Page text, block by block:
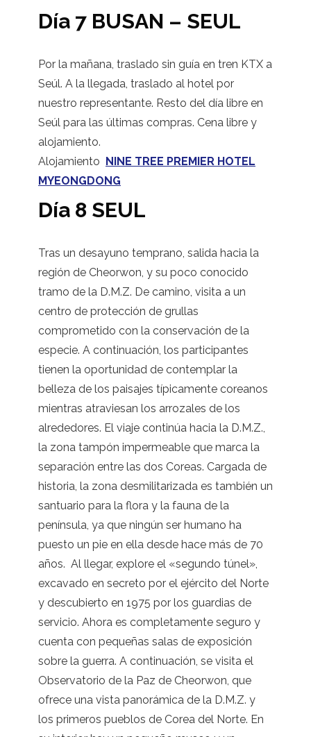
Día 7 BUSAN – SEUL
Por la mañana, traslado sin guía en tren KTX a
Seúl. A la llegada, traslado al hotel por
nuestro representante. Resto del día libre en
Seúl para las últimas compras. Cena libre y
alojamiento.
Alojamiento NINE TREE PREMIER HOTEL
MYEONGDONG
Día 8 SEUL
Tras un desayuno temprano, salida hacia la
región de Cheorwon, y su poco conocido
tramo de la D.M.Z. De camino, visita a un
centro de protección de grullas
comprometido con la conservación de la
especie. A continuación, los participantes
tienen la oportunidad de contemplar la
belleza de los paisajes típicamente coreanos
mientras atraviesan los arrozales de los
alrededores. El viaje continúa hacia la D.M.Z.,
la zona tampón impermeable que marca la
separación entre las dos Coreas. Cargada de
historia, la zona desmilitarizada es también un
santuario para la flora y la fauna de la
península, ya que ningún ser humano ha
puesto un pie en ella desde hace más de 70
años. Al llegar, explore el «segundo túnel»,
excavado en secreto por el ejército del Norte
y descubierto en 1975 por los guardias de
servicio. Ahora es completamente seguro y
cuenta con pequeñas salas de exposición
sobre la guerra. A continuación, se visita el
Observatorio de la Paz de Cheorwon, que
ofrece una vista panorámica de la D.M.Z. y
los primeros pueblos de Corea del Norte. En